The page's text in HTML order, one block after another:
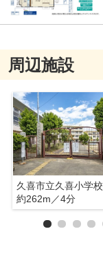
周辺施設
久喜市立久喜小学校
約262m／4分